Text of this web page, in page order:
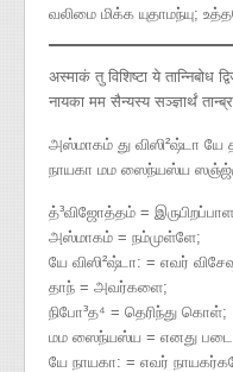
வலிமை மிக்க யுதாமந்யு;
अस्माकं तु विशिष्टा ये तान्निबोध
नायका मम सैन्यस्य सञ्ज्ञार्थं
அஸ்மாகம் து விஸி²ஷ்டா யே
நாயகா மம ஸைந்யஸ்ய
த்³விஜோத்தம் =
அஸ்மாகம் = நம்முள்ளே;
யே விஸி²ஷ்டா: = எவர்
தாந் = அவர்களை;
நிபோ³த⁴ = தெரிந்து கொள்;
மம ஸைந்யஸ்ய = எனது
யே நாயகா: = எவர்